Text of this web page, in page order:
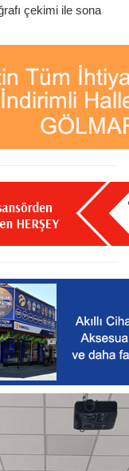
çekimi ile sona